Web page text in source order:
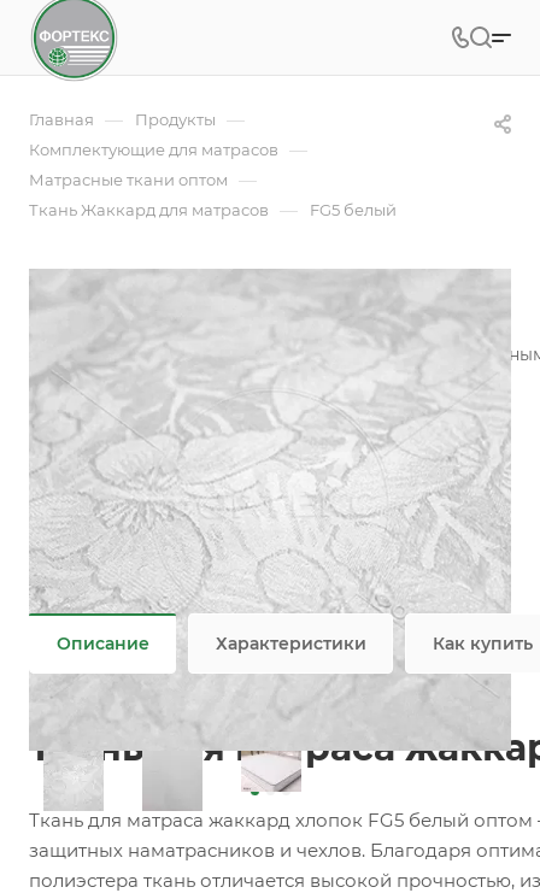
Главная — Продукты —
Комплектующие для матрасов —
Матрасные ткани оптом —
Ткань Жаккард для матрасов — FG5 белый
FG5 белый
Жаккардовое полотно - это ткань с красивым
производителей матрасов
Подробности
Заказать
Задать вопрос
Возможны дополнительные опции
Не является публичной офертой
Описание Характеристики Как купить
Ткань для матраса
Ткань для матраса жаккард хлопок FG5 белый
защитных наматрасников и чехлов. Благодаря
полиэстера ткань отличается высокой прочностью,